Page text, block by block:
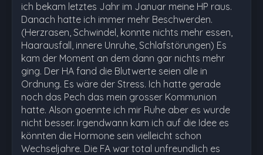
ich bekam letztes Jahr im Januar meine HP raus.
Danach hatte ich immer mehr Beschwerden.
(Herzrasen, Schwindel, konnte nichts mehr essen,
Haarausfall, innere Unruhe, Schlafstörungen) Es
kam der Moment an dem dann gar nichts mehr
ging. Der HA fand die Blutwerte seien alle in
Ordnung. Es wäre der Stress. Ich hatte gerade
noch das Pech das mein grosser Kommunion
hatte. Alson goennte ich mir Ruhe aber es wurde
nicht besser. Irgendwann kam ich auf die Idee es
könnten die Hormone sein vielleicht schon
Wechseljahre. Die FA war total unfreundlich es